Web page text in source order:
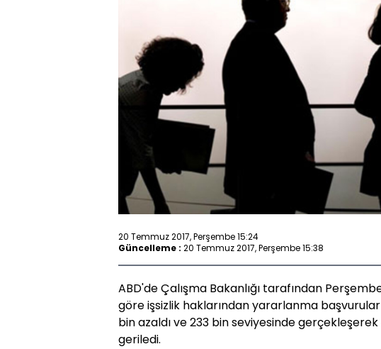
20 Temmuz 2017, Perşembe 15:24
Güncelleme : 20 Temmuz 2017, Perşembe 15:38
ABD'de Çalışma Bakanlığı tarafından
göre işsizlik haklarından yararlanma
bin azaldı ve 233 bin seviyesinde
geriledi.